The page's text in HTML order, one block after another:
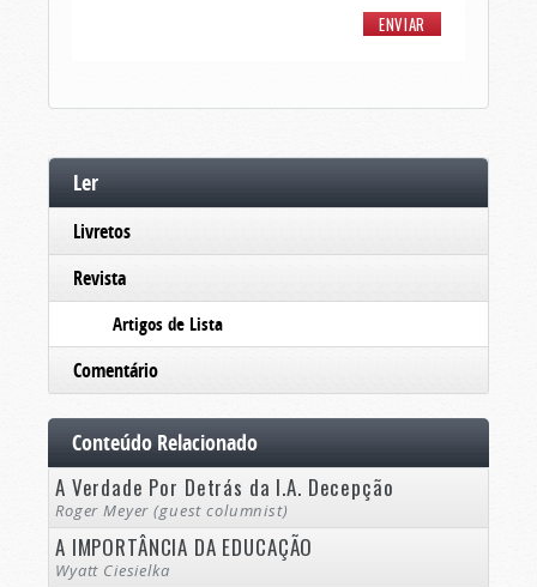
Ler
Livretos
Revista
Artigos de Lista
Comentário
Conteúdo Relacionado
A Verdade Por Detrás da I.A. Decepção
Roger Meyer (guest columnist)
A IMPORTÂNCIA DA EDUCAÇÃO
Wyatt Ciesielka